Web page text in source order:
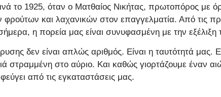
το 1925, όταν ο Ματθαίος Νικήτας, πρωτοπόρος με
και λαχανικών στον επαγγελματία. Από τις
η πορεία μας είναι συνυφασμένη με την εξέλιξη
δεν είναι απλώς αριθμός. Είναι η ταυτότητά
στραμμένη στο αύριο. Και καθώς γιορτάζουμε έναν
από τις εγκαταστάσεις μας.